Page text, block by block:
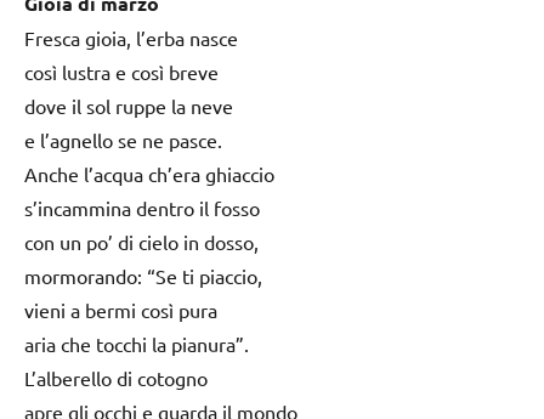
Fresca gioia, l’erba nasce
così lustra e così breve
dove il sol ruppe la neve
e l’agnello se ne pasce.
Anche l’acqua ch’era ghiaccio
s’incammina dentro il fosso
con un po’ di cielo in dosso,
mormorando: “Se ti piaccio,
vieni a bermi così pura
aria che tocchi la pianura”.
L’alberello di cotogno
apre gli occhi e guarda il mondo